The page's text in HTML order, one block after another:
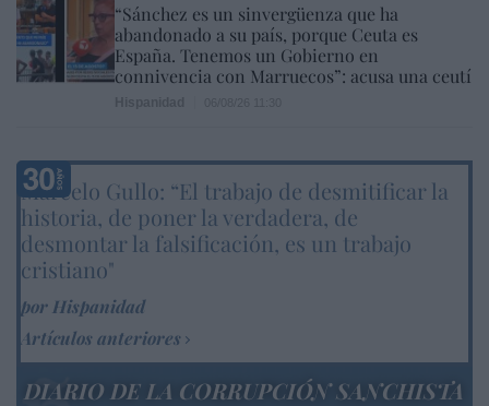
“Sánchez es un sinvergüenza que ha
abandonado a su país, porque Ceuta es
España. Tenemos un Gobierno en
connivencia con Marruecos”: acusa una ceutí
Marcelo Gullo: “El trabajo de desmitificar la
historia, de poner la verdadera, de
desmontar la falsificación, es un trabajo
cristiano"
por Hispanidad
Artículos anteriores
DIARIO DE LA CORRUPCIÓN SANCHISTA